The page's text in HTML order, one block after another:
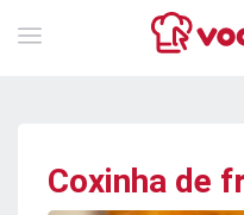
Coxinha de